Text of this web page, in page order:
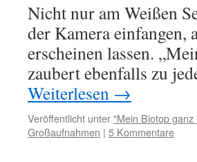
Nicht nur am Weißen
der Kamera einfangen,
erscheinen lassen.
zaubert ebenfalls zu
Weiterlesen →
Veröffentlicht unter"Mein Biotop
Großaufnahmen | 5 Kommentare